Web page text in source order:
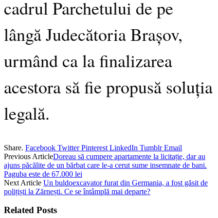
cadrul Parchetului de pe
lângă Judecătoria Brașov,
urmând ca la finalizarea
acestora să fie propusă soluția
legală.
Share. Facebook Twitter Pinterest LinkedIn Tumblr Email
Previous ArticleDoreau să cumpere apartamente la licitație, dar au
ajuns păcălite de un bărbat care le-a cerut sume insemnate de bani.
Paguba este de 67.000 lei
Next Article Un buldoexcavator furat din Germania, a fost găsit de
polițiști la Zărnești. Ce se întâmplă mai departe?
Related Posts